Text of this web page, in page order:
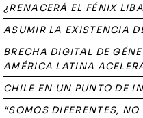
¿RENACERÁ EL FÉNIX
ASUMIR LA EXISTENCIA
BRECHA DIGITAL DE
AMÉRICA LATINA
CHILE EN UN PUNTO DE
“SOMOS DIFERENTES, NO